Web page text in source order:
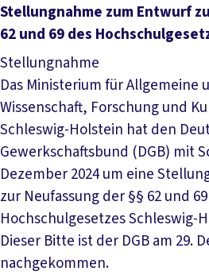
Datei herunterladen
Stellungnahme zum Entwurf
62 und 69 des
Stellungnahme
Das Ministerium für Allgemeine
Wissenschaft, Forschung und
Schleswig-Holstein hat den
Gewerkschaftsbund (DGB) mit
Dezember 2024 um eine
zur Neufassung der §§ 62 und
Hochschulgesetzes Schleswig-
Dieser Bitte ist der DGB am 29.
nachgekommen.